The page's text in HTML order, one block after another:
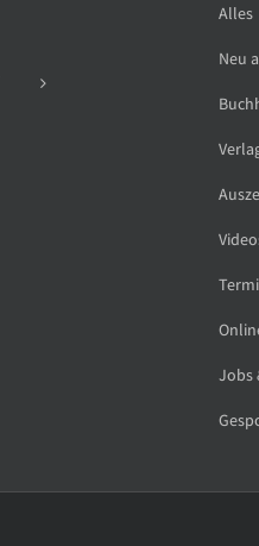
Alles
Neu
Jobs